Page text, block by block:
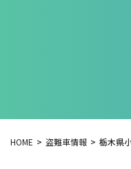
HOME 盗難車情報 栃木県